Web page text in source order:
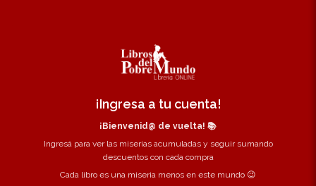
¡Ingresa a tu cuenta!
¡Bienvenid@ de vuelta! 📚
Ingresá para ver las miserias acumuladas y seguir sumando
descuentos con cada compra
Cada libro es una miseria menos en este mundo 😉